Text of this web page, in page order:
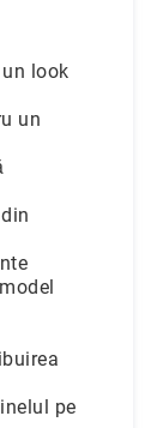
look
un
pe